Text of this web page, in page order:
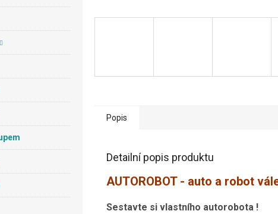
Popis
Detailní popis produktu
AUTOROBOT - auto a robot
Sestavte si vlastního autorobota !